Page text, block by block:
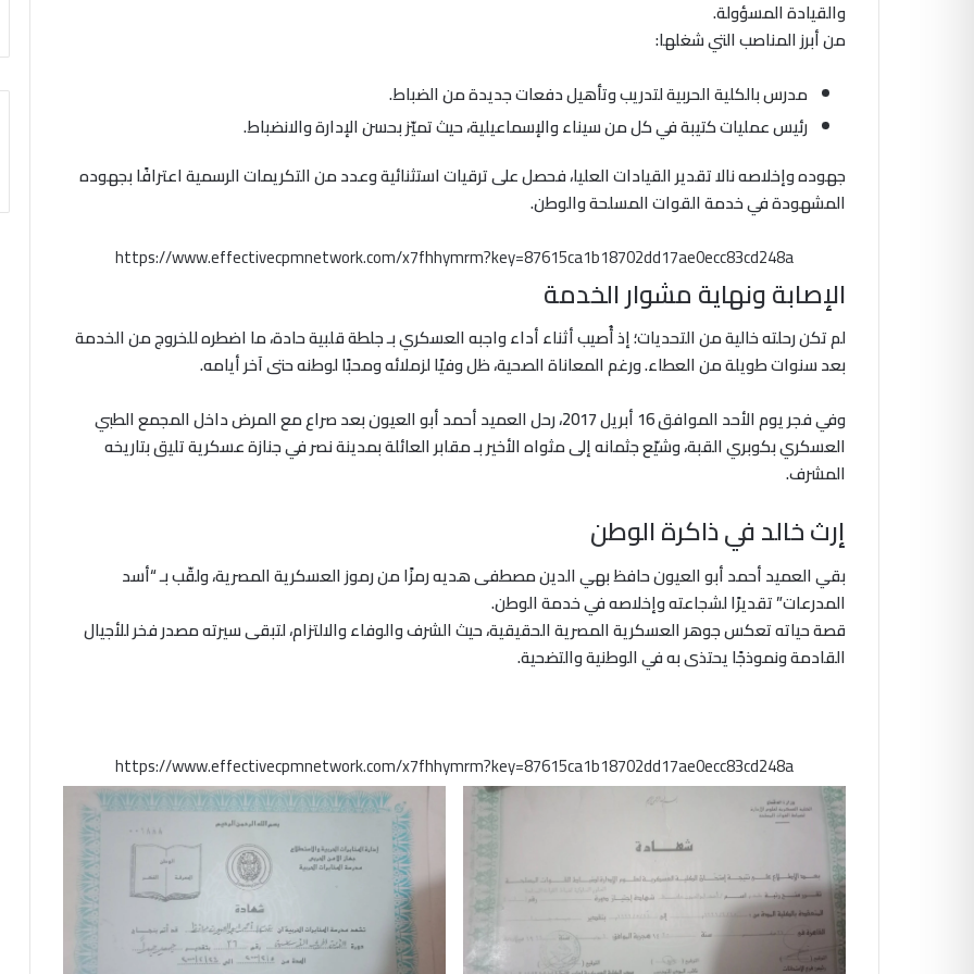
والقيادة المسؤولة.
من أبرز المناصب التي شغلها:
مدرس بالكلية الحربية لتدريب وتأهيل دفعات جديدة من الضباط.
رئيس عمليات كتيبة في كل من سيناء والإسماعيلية، حيث تميّز بحسن الإدارة والانضباط.
جهوده وإخلاصه نالا تقدير القيادات العليا، فحصل على ترقيات استثنائية وعدد من التكريمات الرسمية اعترافًا بجهوده
المشهودة في خدمة القوات المسلحة والوطن.
https://www.effectivecpmnetwork.com/x7fhhymrm?key=87615ca1b18702dd17ae0ecc83cd248a
الإصابة ونهاية مشوار الخدمة
لم تكن رحلته خالية من التحديات؛ إذ أُصيب أثناء أداء واجبه العسكري بـ جلطة قلبية حادة، ما اضطره للخروج من الخدمة
بعد سنوات طويلة من العطاء. ورغم المعاناة الصحية، ظل وفيًا لزملائه ومحبًا لوطنه حتى آخر أيامه.
وفي فجر يوم الأحد الموافق 16 أبريل 2017، رحل العميد أحمد أبو العيون بعد صراع مع المرض داخل المجمع الطبي
العسكري بكوبري القبة، وشيّع جثمانه إلى مثواه الأخير بـ مقابر العائلة بمدينة نصر في جنازة عسكرية تليق بتاريخه
المشرف.
إرث خالد في ذاكرة الوطن
بقي العميد أحمد أبو العيون حافظ بهي الدين مصطفى هديه رمزًا من رموز العسكرية المصرية، ولقّب بـ “أسد
المدرعات” تقديرًا لشجاعته وإخلاصه في خدمة الوطن.
قصة حياته تعكس جوهر العسكرية المصرية الحقيقية، حيث الشرف والوفاء والالتزام، لتبقى سيرته مصدر فخر للأجيال
القادمة ونموذجًا يحتذى به في الوطنية والتضحية.
https://www.effectivecpmnetwork.com/x7fhhymrm?key=87615ca1b18702dd17ae0ecc83cd248a